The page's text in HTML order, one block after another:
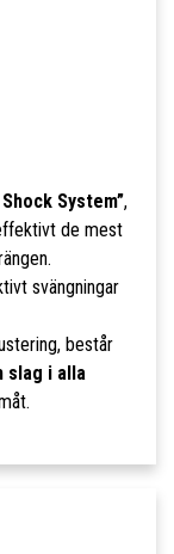
System”,
de mest
svängningar
består
slag i alla